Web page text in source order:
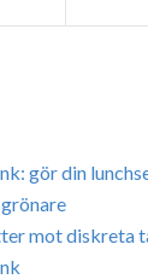
gör din
mot diskreta